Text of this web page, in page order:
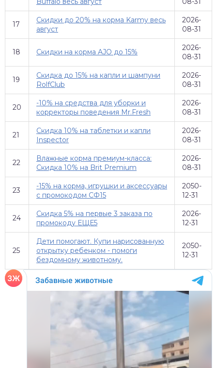
17
Скидки до 20% на корма Karmy весь
август
2026-
08-31
18 Скидки на корма AJO до 15%
2026-
08-31
19
Скидка до 15% на капли и шампуни
RolfClub
2026-
08-31
20
-10% на средства для уборки и
корректоры поведения Mr.Fresh
2026-
08-31
21
Скидка 10% на таблетки и капли
Inspector
2026-
08-31
22
Влажные корма премиум-класса:
Скидка 10% на Brit Premium
2026-
08-31
23
-15% на корма, игрушки и аксессуары
с промокодом СФ15
2050-
12-31
24
Скидка 5% на первые 3 заказа по
промокоду ЕЩЕ5
2026-
12-31
25
Дети помогают. Купи нарисованную
открытку ребенком - помоги
бездомному животному.
2050-
12-31